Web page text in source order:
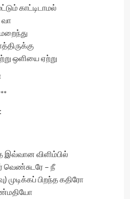
காட்டிடாமல்
வா
ஒளியை ஏற்று
இவ்வான விளிம்பில்
வெண்சுடரே – நீ
முடிக்கப் பிறந்த கதிரோ